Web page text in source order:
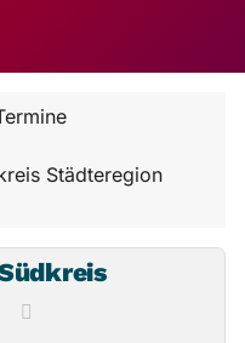
Städteregion